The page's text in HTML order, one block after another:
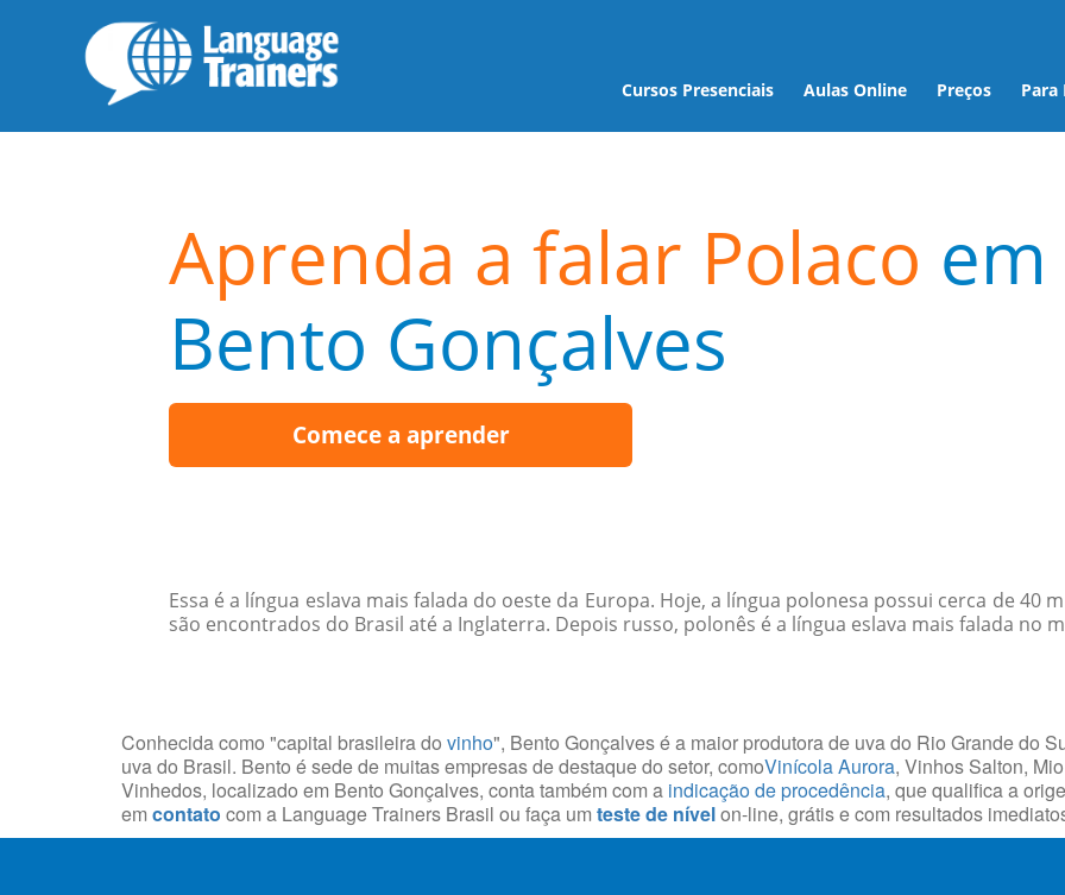
Cursos Presenciais Aulas Online Preços Para
Aprenda a falar Polaco em
Bento Gonçalves
Comece a aprender
Essa é a língua eslava mais falada do oeste da Europa. Hoje, a língua polonesa possui cerca de 40
são encontrados do Brasil até a Inglaterra. Depois russo, polonês é a língua eslava mais falada no
Conhecida como "capital brasileira do vinho", Bento Gonçalves é a maior produtora de uva do Rio Grande do
uva do Brasil. Bento é sede de muitas empresas de destaque do setor, comoVinícola Aurora, Vinhos Salton,
Vinhedos, localizado em Bento Gonçalves, conta também com a indicação de procedência, que qualifica a
em contato com a Language Trainers Brasil ou faça um teste de nívelon-line, grátis e com resultados